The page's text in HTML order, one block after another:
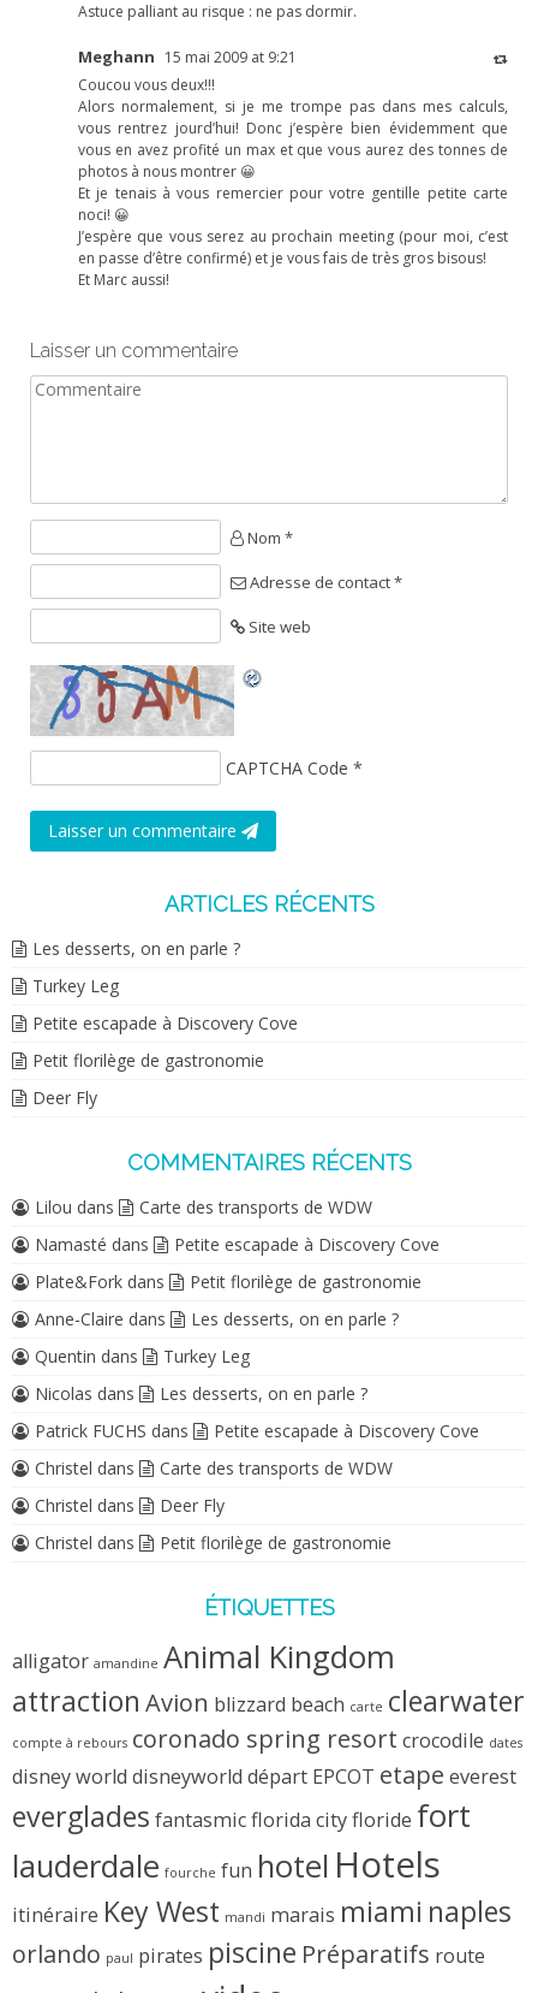
Astuce palliant au risque : ne pas dormir.
Meghann 15 mai 2009 at 9:21
Coucou vous deux!!!
Alors normalement, si je me trompe pas dans mes calculs,
vous rentrez jourd’hui! Donc j’espère bien évidemment que
vous en avez profité un max et que vous aurez des tonnes de
photos à nous montrer 😀
Et je tenais à vous remercier pour votre gentille petite carte
noci! 😀
J’espère que vous serez au prochain meeting (pour moi, c’est
en passe d’être confirmé) et je vous fais de très gros bisous!
Et Marc aussi!
Laisser un commentaire
Nom *
Adresse de contact *
Site web
CAPTCHA Code *
Laisser un commentaire
ARTICLES RÉCENTS
Les desserts, on en parle ?
Turkey Leg
Petite escapade à Discovery Cove
Petit florilège de gastronomie
Deer Fly
COMMENTAIRES RÉCENTS
Lilou dans
Carte des transports de WDW
Namasté dans
Petite escapade à Discovery Cove
Plate&Fork dans
Petit florilège de gastronomie
Anne-Claire dans
Les desserts, on en parle ?
Quentin dans
Turkey Leg
Nicolas dans
Les desserts, on en parle ?
Patrick FUCHS dans
Petite escapade à Discovery Cove
Christel dans
Carte des transports de WDW
Christel dans
Deer Fly
Christel dans Petit florilège de gastronomie
ÉTIQUETTES
alligator amandine Animal Kingdom
attraction Avion blizzard beach carte clearwater
compte à rebours coronado spring resort crocodile dates
disney world disneyworld départ EPCOT etape everest
everglades fantasmicflorida cityfloride fort
lauderdale fourche fun hotel Hotels
itinéraire Key West mandi marais miami naples
orlando paul pirates piscine Préparatifs route